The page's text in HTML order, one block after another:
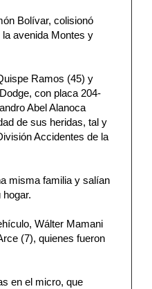
Bolívar, colisionó
avenida Montes y
Ramos (45) y
con placa 204-
Abel Alanoca
de sus heridas, tal y
Accidentes de la
misma familia y salían
Wálter Mamani
(7), quienes fueron
en el micro, que